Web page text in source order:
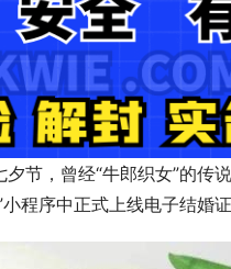
节，曾经“牛郎织女”的传
程序中正式上线电子结婚证